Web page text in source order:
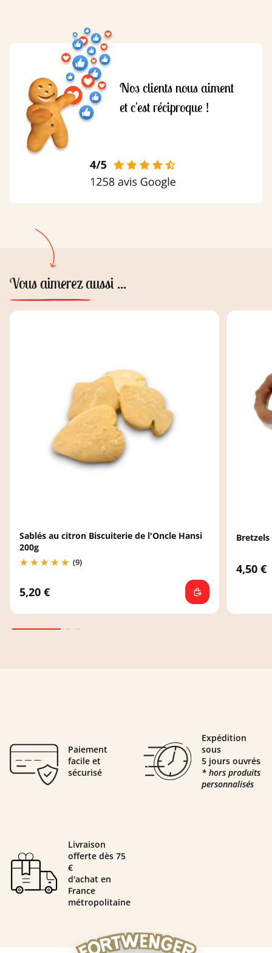
Nos clients nous aiment
et c'est réciproque !
Vous aimerez aussi ...
Sablés au citron Biscuiterie de l'Oncle Hansi
200g
(9)
5,20 €
4,50 €
Paiement
facile et
sécurisé
Expédition
sous
5 jours ouvrés
* hors produits
personnalisés
Livraison
offerte dès 75
€
d'achat en
France
métropolitaine